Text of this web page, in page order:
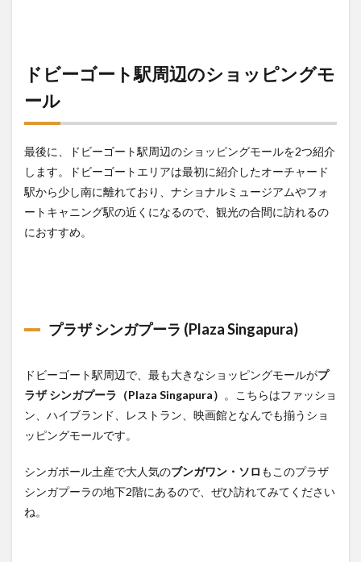
ドビーゴート駅周辺のショッピングモ
ール
最後に、ドビーゴート駅周辺のショッピングモールを2つ紹介
します。ドビーゴートエリアは最初に紹介したオーチャード
駅から少し南に離れており、ナショナルミュージアムやフォ
ートキャニング駅の近くになるので、観光の合間に訪れるの
におすすめ。
プラザ シンガプーラ (Plaza Singapura)
ドビーゴート駅周辺で、最も大きなショッピングモールがプ
ラザ シンガプーラ（Plaza Singapura） 。こちらはファッショ
ン、ハイブランド、レストラン、映画館となんでも揃うショ
ッピングモールです。
シンガポール土産で大人気のブンガワン・ソロ もこのプラザ
シンガプーラの地下2階にあるので、ぜひ訪れてみてください
ね。